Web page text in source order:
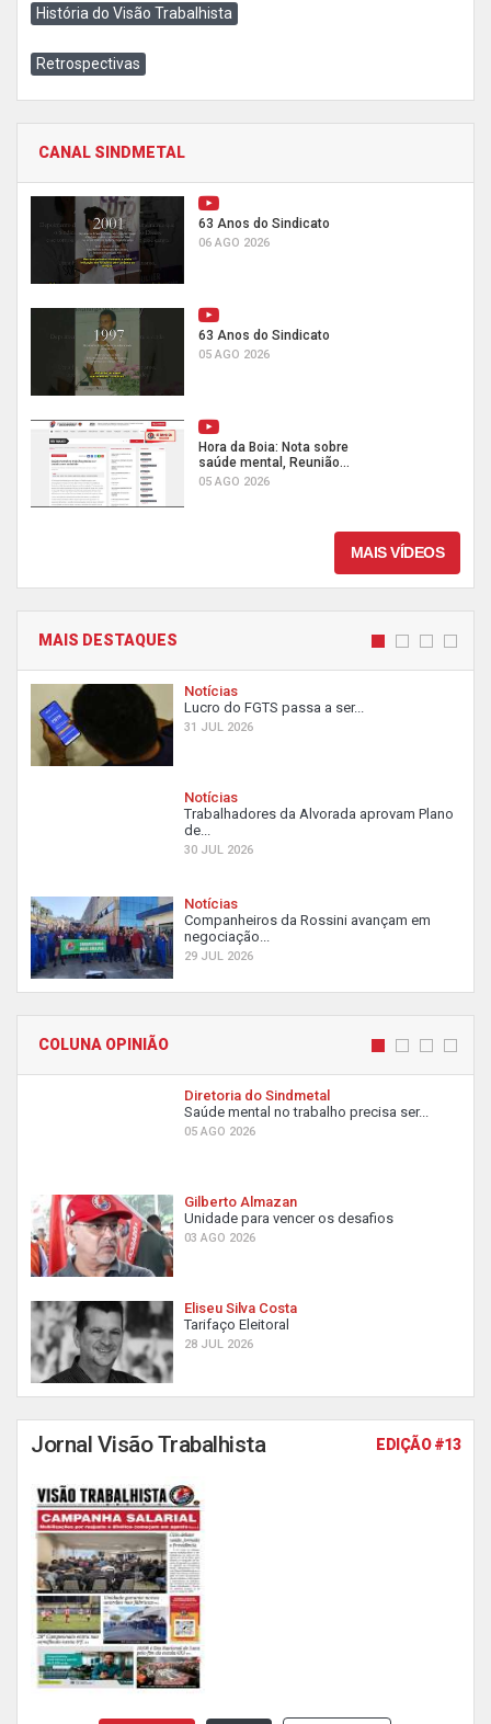
História do Visão Trabalhista
Retrospectivas
CANAL SINDMETAL
63 Anos do Sindicato
06 AGO 2026
63 Anos do Sindicato
05 AGO 2026
Hora da Boia: Nota sobre
saúde mental, Reunião...
05 AGO 2026
MAIS VÍDEOS
MAIS DESTAQUES
Notícias
Lucro do FGTS passa a ser...
31 JUL 2026
Notícias
Trabalhadores da Alvorada aprovam Plano
de...
30 JUL 2026
Notícias
Companheiros da Rossini avançam em
negociação...
29 JUL 2026
COLUNA OPINIÃO
Diretoria do Sindmetal
Saúde mental no trabalho precisa ser...
05 AGO 2026
Gilberto Almazan
Unidade para vencer os desafios
03 AGO 2026
Eliseu Silva Costa
Tarifaço Eleitoral
28 JUL 2026
Jornal Visão Trabalhista EDIÇÃO #13